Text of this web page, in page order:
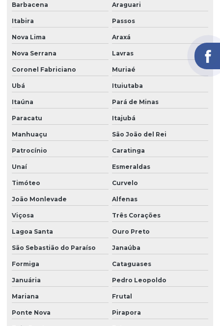
Barbacena Araguari
Itabira Passos
Nova Lima Araxá
Nova Serrana Lavras
Coronel Fabriciano Muriaé
Ubá Ituiutaba
Itaúna Pará de Minas
Paracatu Itajubá
Manhuaçu São João del Rei
Patrocínio Caratinga
Unaí Esmeraldas
Timóteo Curvelo
João Monlevade Alfenas
Viçosa Três Corações
Lagoa Santa Ouro Preto
São Sebastião do Paraíso Janaúba
Formiga Cataguases
Januária Pedro Leopoldo
Mariana Frutal
Ponte Nova Pirapora